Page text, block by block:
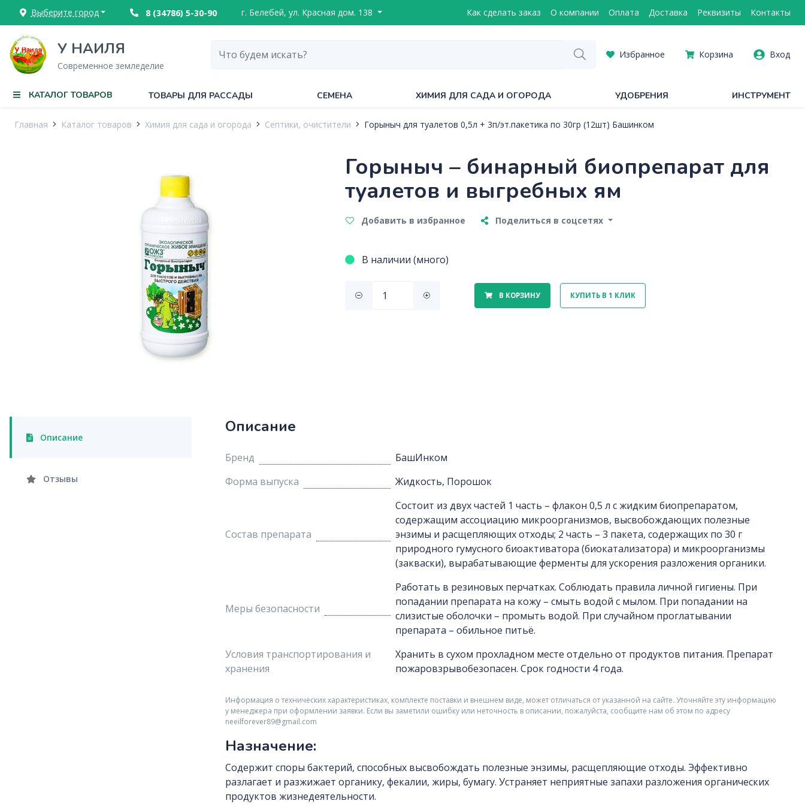
Выберите город 8 (34786) 5-30-90 г. Белебей, ул. Красная дом. 138 Как сделать заказ О компании Оплата Доставка Реквизиты Контакты
У НАИЛЯ
Современное земледелие
Избранное Корзина Вход
КАТАЛОГ ТОВАРОВ ТОВАРЫ ДЛЯ РАССАДЫ СЕМЕНА ХИМИЯ ДЛЯ САДА И ОГОРОДА УДОБРЕНИЯ ИНСТРУМЕНТ
Главная Каталог товаров Химия для сада и огорода Септики, очистители Горыныч для туалетов 0,5л + 3п/эт.пакетика по 30гр (12шт) Башинком
Горыныч – бинарный биопрепарат для
туалетов и выгребных ям
Добавить в избранное Поделиться в соцсетях
В наличии (много)
В КОРЗИНУ КУПИТЬ В 1 КЛИК
Описание
Отзывы
Описание
Бренд
БашИнком
Форма выпуска
Жидкость, Порошок
Состав препарата
Состоит из двух частей 1 часть – флакон 0,5 л с жидким биопрепаратом,
содержащим ассоциацию микроорганизмов, высвобождающих полезные
энзимы и расщепляющих отходы; 2 часть – 3 пакета, содержащих по 30 г
природного гумусного биоактиватора (биокатализатора) и микроорганизмы
(закваски), вырабатывающие ферменты для ускорения разложения органики.
Меры безопасности
Работать в резиновых перчатках. Соблюдать правила личной гигиены. При
попадании препарата на кожу – смыть водой с мылом. При попадании на
слизистые оболочки – промыть водой. При случайном проглатывании
препарата – обильное питьё.
Условия транспортирования и
хранения
Хранить в сухом прохладном месте отдельно от продуктов питания. Препарат
пожаровзрывобезопасен. Срок годности 4 года.
Информация о технических характеристиках, комплекте поставки и внешнем виде, может отличаться от указанной на сайте. Уточняйте эту информацию
у менеджера при оформлении заявки. Если вы заметили ошибку или неточность в описании, пожалуйста, сообщите нам об этом по адресу
neeilforever89@gmail.com
Назначение:
Содержит споры бактерий, способных высвобождать полезные энзимы, расщепляющие отходы. Эффективно
разлагает и разжижает органику, фекалии, жиры, бумагу. Устраняет неприятные запахи разложения органических
продуктов жизнедеятельности.